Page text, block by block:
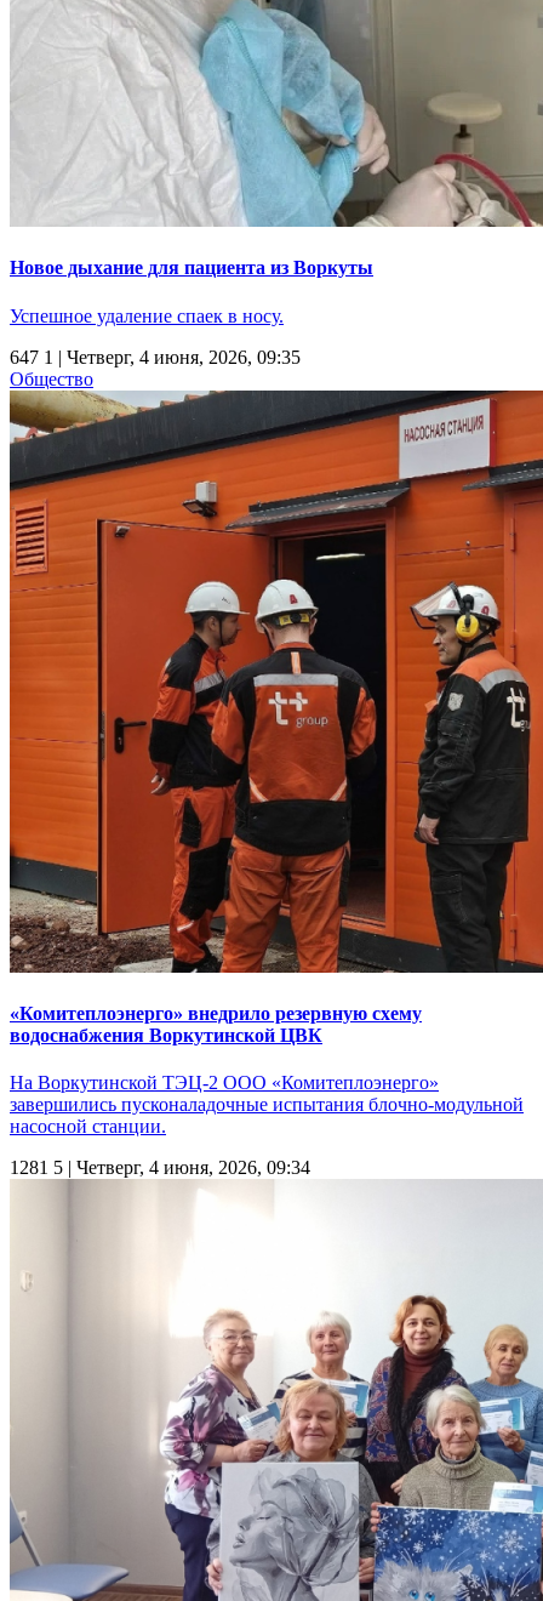
Новое дыхание для пациента из Воркуты
Успешное удаление спаек в носу.
647 1 | Четверг, 4 июня, 2026, 09:35
Общество
«Комитеплоэнерго» внедрило резервную схему
водоснабжения Воркутинской ЦВК
На Воркутинской ТЭЦ-2 ООО «Комитеплоэнерго»
завершились пусконаладочные испытания блочно-модульной
насосной станции.
1281 5 | Четверг, 4 июня, 2026, 09:34